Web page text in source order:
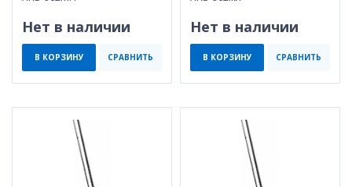
Нет в наличии
В КОРЗИНУ СРАВНИТЬ
Нет в наличии
В КОРЗИНУ СРАВНИТЬ